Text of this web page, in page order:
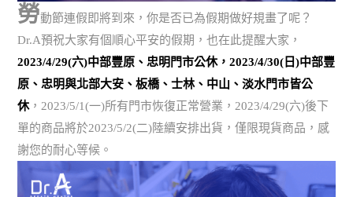
勞動節連假即將到來，你是否已為假期做好規畫了呢？
Dr.A預祝大家有個順心平安的假期，也在此提醒大家，
2023/4/29(六)中部豐原、忠明門市公休，2023/4/30(日)中部豐
原、忠明與北部大安、板橋、士林、中山、淡水門市皆公
休，2023/5/1(一)所有門市恢復正常營業，2023/4/29(六)後下
單的商品將於2023/5/2(二)陸續安排出貨，僅限現貨商品，感
謝您的耐心等候。